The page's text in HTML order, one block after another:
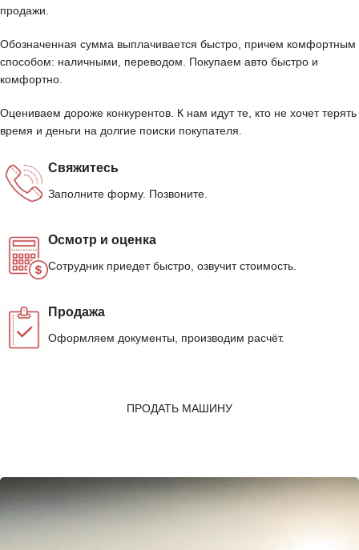
продажи.
Обозначенная сумма выплачивается быстро, причем комфортным
способом: наличными, переводом. Покупаем авто быстро и
комфортно.
Оцениваем дороже конкурентов. К нам идут те, кто не хочет терять
время и деньги на долгие поиски покупателя.
Свяжитесь
Заполните форму. Позвоните.
Осмотр и оценка
Сотрудник приедет быстро, озвучит стоимость.
Продажа
Оформляем документы, производим расчёт.
ПРОДАТЬ МАШИНУ